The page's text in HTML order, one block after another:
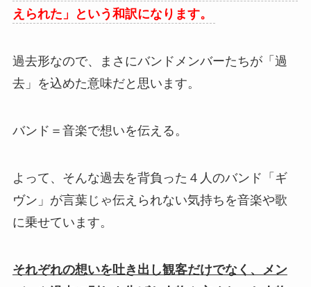
えられた」という和訳になります。
過去形なので、まさにバンドメンバーたちが「過
去」を込めた意味だと思います。
バンド＝音楽で想いを伝える。
よって、そんな過去を背負った４人のバンド「ギ
ヴン」が言葉じゃ伝えられない気持ちを音楽や歌
に乗せています。
それぞれの想いを吐き出し観客だけでなく、メン